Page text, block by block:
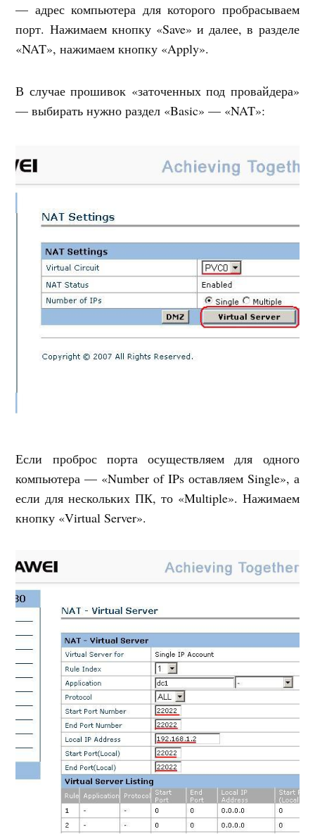
— адрес компьютера для которого пробрасываем
порт. Нажимаем кнопку «Save» и далее, в разделе
«NAT», нажимаем кнопку «Apply».
В случае прошивок «заточенных под провайдера»
— выбирать нужно раздел «Basic» — «NAT»:
Если проброс порта осуществляем для одного
компьютера — «Number of IPs оставляем Single», а
если для нескольких ПК, то «Multiple». Нажимаем
кнопку «Virtual Server».